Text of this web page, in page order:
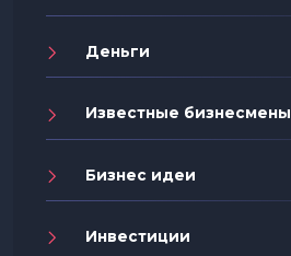
Деньги
Известные бизнесмены
Бизнес идеи
Инвестиции